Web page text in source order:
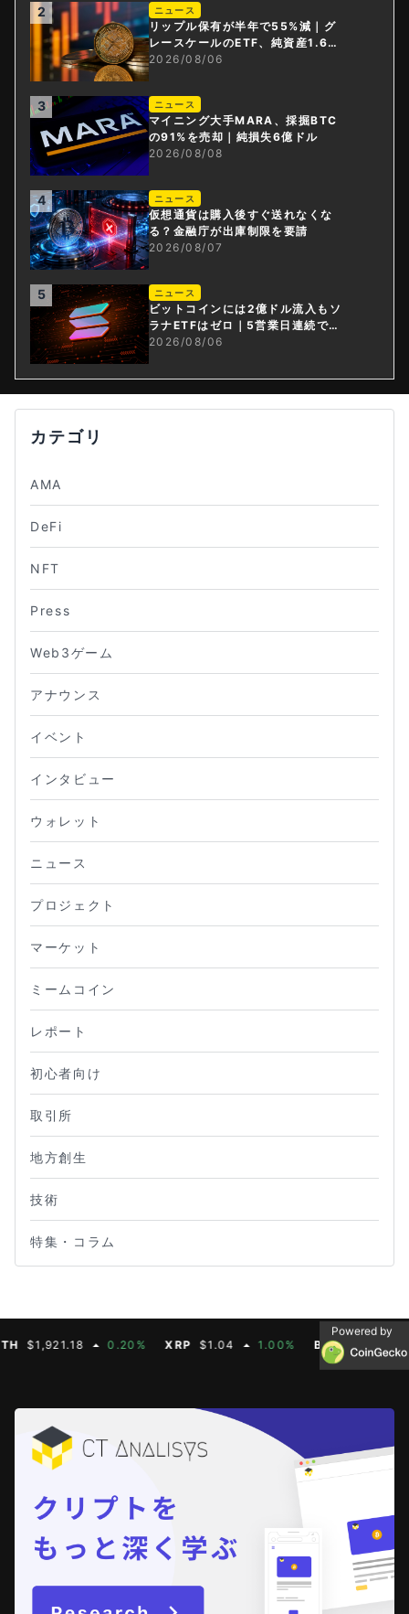
2 ニュース
リップル保有が半年で55%減｜グ
レースケールのETF、純資産1.6億
ドル減
2026/08/06
3 ニュース
マイニング大手MARA、採掘BTC
の91%を売却｜純損失6億ドル
2026/08/08
4 ニュース
仮想通貨は購入後すぐ送れなくな
る？金融庁が出庫制限を要請
2026/08/07
5 ニュース
ビットコインには2億ドル流入もソ
ラナETFはゼロ｜5営業日連続で停
止
2026/08/06
カテゴリ
AMA
DeFi
NFT
Press
Web3ゲーム
アナウンス
イベント
インタビュー
ウォレット
ニュース
プロジェクト
マーケット
ミームコイン
レポート
初心者向け
取引所
地方創生
技術
特集・コラム
0.20% XRP $1.04 1.00% BNB $604.50
Powered by